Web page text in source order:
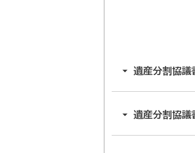
遺産分割協議
遺産分割協議